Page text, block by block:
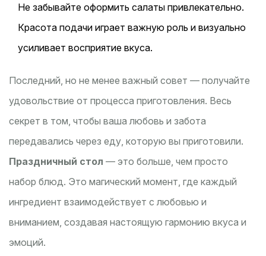
Не забывайте оформить салаты привлекательно.
Красота подачи играет важную роль и визуально
усиливает восприятие вкуса.
Последний, но не менее важный совет — получайте
удовольствие от процесса приготовления. Весь
секрет в том, чтобы ваша любовь и забота
передавались через еду, которую вы приготовили.
Праздничный стол — это больше, чем просто
набор блюд. Это магический момент, где каждый
ингредиент взаимодействует с любовью и
вниманием, создавая настоящую гармонию вкуса и
эмоций.